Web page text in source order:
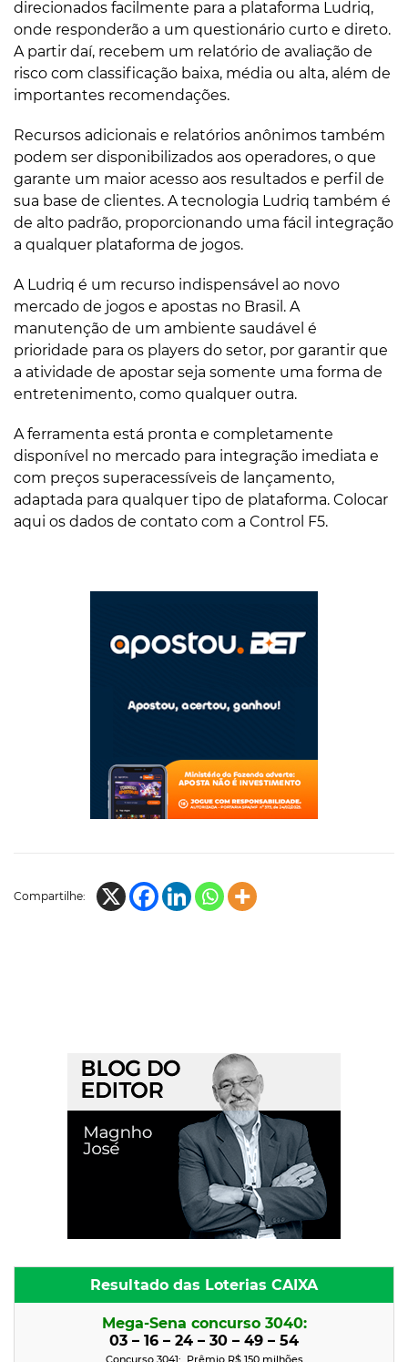
direcionados facilmente para a plataforma Ludriq,
onde responderão a um questionário curto e direto.
A partir daí, recebem um relatório de avaliação de
risco com classificação baixa, média ou alta, além de
importantes recomendações.
Recursos adicionais e relatórios anônimos também
podem ser disponibilizados aos operadores, o que
garante um maior acesso aos resultados e perfil de
sua base de clientes. A tecnologia Ludriq também é
de alto padrão, proporcionando uma fácil integração
a qualquer plataforma de jogos.
A Ludriq é um recurso indispensável ao novo
mercado de jogos e apostas no Brasil. A
manutenção de um ambiente saudável é
prioridade para os players do setor, por garantir que
a atividade de apostar seja somente uma forma de
entretenimento, como qualquer outra.
A ferramenta está pronta e completamente
disponível no mercado para integração imediata e
com preços superacessíveis de lançamento,
adaptada para qualquer tipo de plataforma. Colocar
aqui os dados de contato com a Control F5.
Compartilhe:
Resultado das Loterias CAIXA
Mega-Sena concurso 3040:
03 – 16 – 24 – 30 – 49 – 54
Concurso 3041: Prêmio R$ 150 milhões